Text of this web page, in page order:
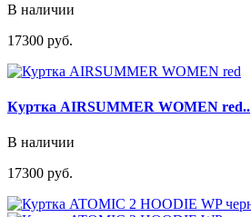
В наличии
17300 руб.
Куртка AIRSUMMER WOMEN red..
В наличии
17300 руб.